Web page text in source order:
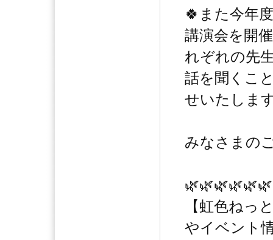
🍀また今年
講演会を開
れぞれの先
話を聞くこ
せいたしま
みなさまの
🌿🌿🌿🌿🌿🌿
【虹色ねっ
やイベント